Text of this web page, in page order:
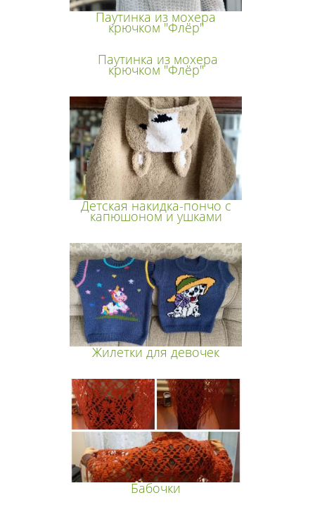
Паутинка из мохера
крючком "Флёр"
Паутинка из мохера
крючком "Флёр"
Детская накидка-пончо с
капюшоном и ушками
Жилетки для девочек
Бабочки